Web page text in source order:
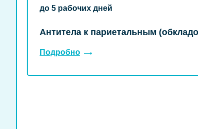
до 5 рабочих дней
Антитела к париетальным
Подробно